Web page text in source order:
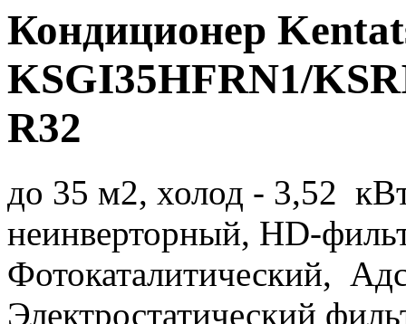
Кондиционер
KSGI35HFRN1/
R32
до 35 м2, холод - 3,52
неинверторный, HD-
Фотокаталитический,
Электростатический